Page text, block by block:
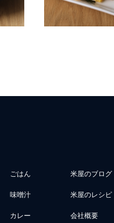
ごはん
味噌汁
カレー
米屋のブログ
米屋のレシピ
会社概要